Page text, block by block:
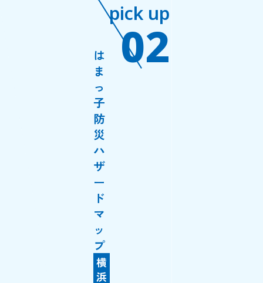
pick up
02
は
ま
っ
子
防
災
ハ
ザ
ー
ド
マ
ッ
プ
横
浜